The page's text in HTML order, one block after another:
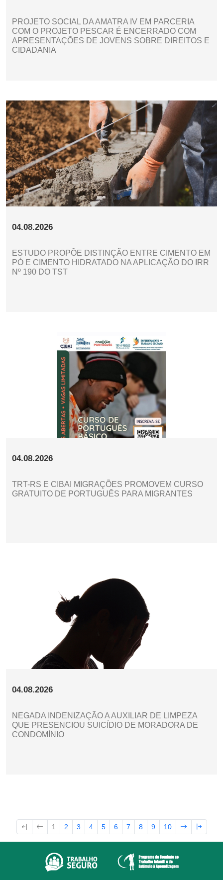
PROJETO SOCIAL DA AMATRA IV EM PARCERIA
COM O PROJETO PESCAR É ENCERRADO COM
APRESENTAÇÕES DE JOVENS SOBRE DIREITOS E
CIDADANIA
04.08.2026
ESTUDO PROPÕE DISTINÇÃO ENTRE CIMENTO EM
PÓ E CIMENTO HIDRATADO NA APLICAÇÃO DO IRR
Nº 190 DO TST
04.08.2026
TRT-RS E CIBAI MIGRAÇÕES PROMOVEM CURSO
GRATUITO DE PORTUGUÊS PARA MIGRANTES
04.08.2026
NEGADA INDENIZAÇÃO A AUXILIAR DE LIMPEZA
QUE PRESENCIOU SUICÍDIO DE MORADORA DE
CONDOMÍNIO
1 2 3 4 5 6 7 8 9 10